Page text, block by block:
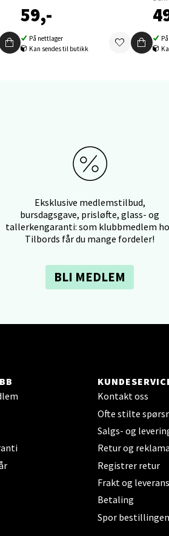
59,-
På nettlager
Kan sendes til butikk
Eksklusive medlemstilbud,
bursdagsgave, prisløfte, glass- og
tallerkengaranti: som klubbmedlem
Tilbords får du mange fordeler!
BLI MEDLEM
Kontakt oss
Ofte stilte
Salgs- og
Retur og
Registrer retur
Frakt og
Betaling
Spor